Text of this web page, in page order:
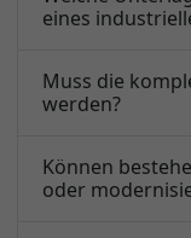
eines
Muss die
werden?
Können
oder